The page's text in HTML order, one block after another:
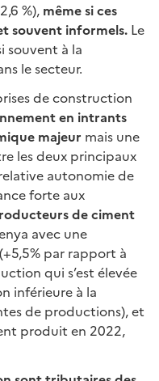
%), même si ces
souvent informels. Le
souvent à la
le secteur.
de construction
en intrants
majeur mais une
les deux principaux
autonomie de
forte aux
de ciment
avec une
par rapport à
qui s’est élevée
inférieure à la
de productions), et
produit en 2022,